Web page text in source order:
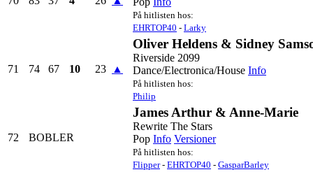
På hitlisten hos:
EHRTOP40 - Larky
71 74 67 10 23 ▲
Oliver Heldens & Sidney
Riverside 2099
Dance/Electronica/House Info
På hitlisten hos:
Philip
72 BOBLER
James Arthur & Anne-Marie
Rewrite The Stars
Pop Info Versioner
På hitlisten hos:
Flipper- EHRTOP40 - GasparBarley